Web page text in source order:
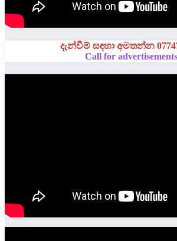
දැන්වීම් සඳහා අමතන්න
Call for